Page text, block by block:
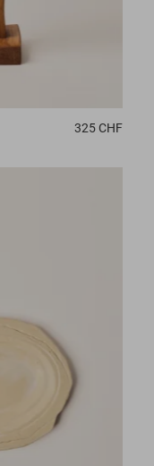
325 CHF